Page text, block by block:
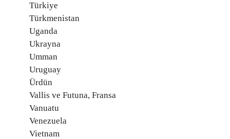
Türkiye
Türkmenistan
Uganda
Ukrayna
Umman
Uruguay
Ürdün
Vallis ve Futuna, Fransa
Vanuatu
Venezuela
Vietnam